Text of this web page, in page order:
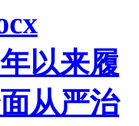
以来履
从严治